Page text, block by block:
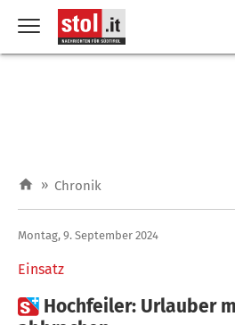
» Chronik
Einsatz
Montag, 9. September 2024
 Hochfeiler: Urlauber